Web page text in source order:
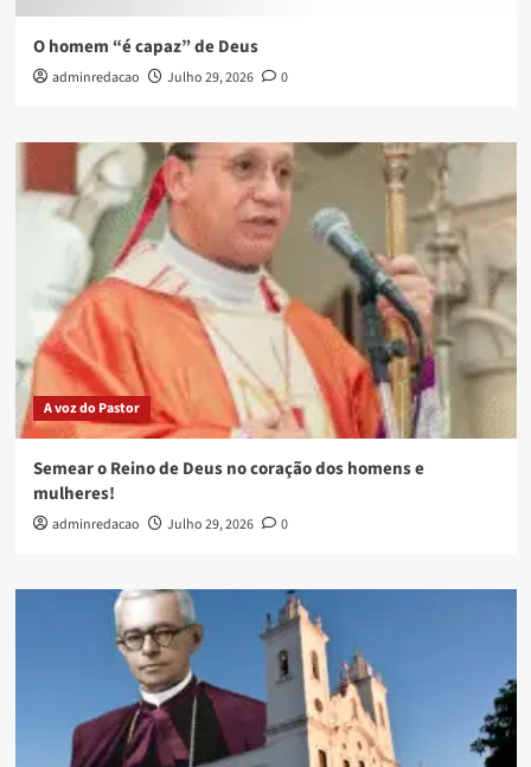
O homem “é capaz” de Deus
adminredacao Julho 29, 2026 0
A voz do Pastor
Semear o Reino de Deus no coração dos homens e
mulheres!
adminredacao Julho 29, 2026 0